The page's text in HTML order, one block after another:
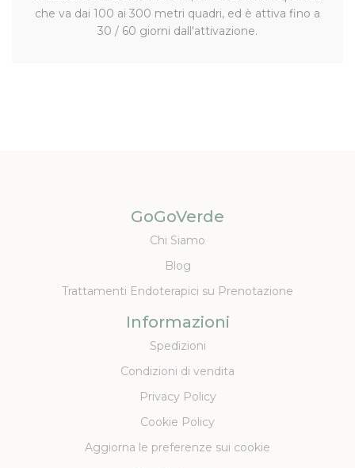
che va dai 100 ai 300 metri quadri, ed è attiva fino a
30 / 60 giorni dall'attivazione.
GoGoVerde
Chi Siamo
Blog
Trattamenti Endoterapici su Prenotazione
Informazioni
Spedizioni
Condizioni di vendita
Privacy Policy
Cookie Policy
Aggiorna le preferenze sui cookie